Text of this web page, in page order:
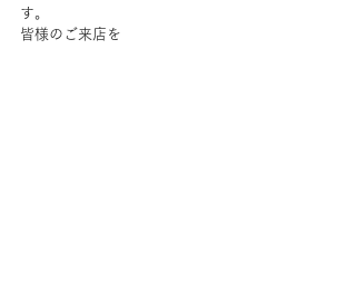
す。
皆様のご来店を